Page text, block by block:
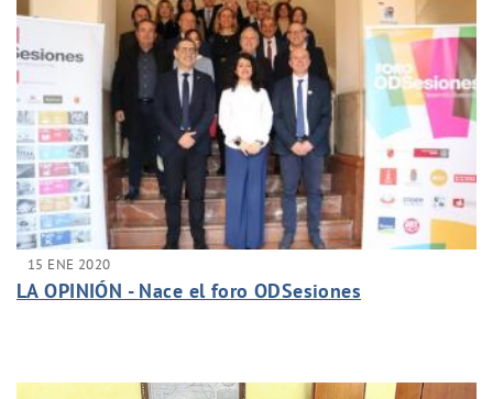
15 ENE 2020
LA OPINIÓN - Nace el foro ODSesiones